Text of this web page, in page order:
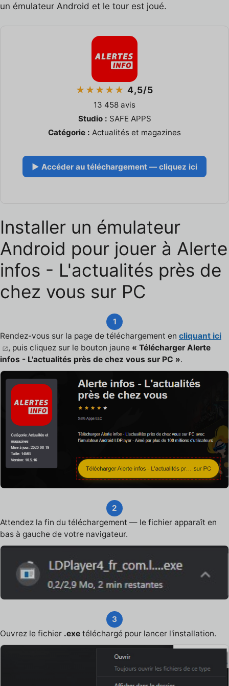
un émulateur Android et le tour est joué.
★★★★★ 4,5/5
13 458 avis
Studio : SAFE APPS
Catégorie : Actualités et magazines
▶ Accéder au téléchargement — cliquez ici
Installer un émulateur
Android pour jouer à Alerte
infos - L'actualités près de
chez vous sur PC
1
Rendez-vous sur la page de téléchargement en cliquant ici
, puis cliquez sur le bouton jaune « Télécharger Alerte
infos - L'actualités près de chez vous sur PC ».
2
Attendez la fin du téléchargement — le fichier apparaît en
bas à gauche de votre navigateur.
3
Ouvrez le fichier .exe téléchargé pour lancer l'installation.